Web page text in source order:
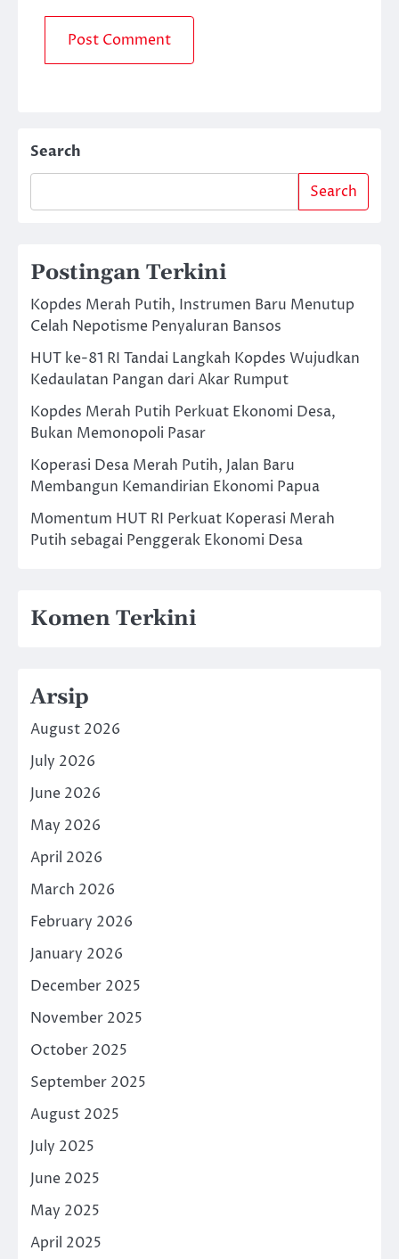
Search
Search
Postingan Terkini
Kopdes Merah Putih, Instrumen Baru Menutup
Celah Nepotisme Penyaluran Bansos
HUT ke-81 RI Tandai Langkah Kopdes Wujudkan
Kedaulatan Pangan dari Akar Rumput
Kopdes Merah Putih Perkuat Ekonomi Desa,
Bukan Memonopoli Pasar
Koperasi Desa Merah Putih, Jalan Baru
Membangun Kemandirian Ekonomi Papua
Momentum HUT RI Perkuat Koperasi Merah
Putih sebagai Penggerak Ekonomi Desa
Komen Terkini
Arsip
August 2026
July 2026
June 2026
May 2026
April 2026
March 2026
February 2026
January 2026
December 2025
November 2025
October 2025
September 2025
August 2025
July 2025
June 2025
May 2025
April 2025